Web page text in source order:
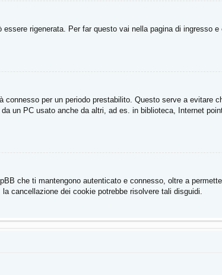
rigenerata. Per far questo vai nella pagina di ingresso
per un periodo prestabilito. Questo serve a evitare
un PC usato anche da altri, ad es. in biblioteca, Internet
che ti mantengono autenticato e connesso, oltre a
cancellazione dei cookie potrebbe risolvere tali disguidi.